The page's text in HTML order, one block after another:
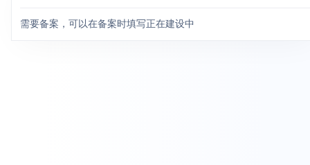
需要备案，可以在备案时填写正在建设中